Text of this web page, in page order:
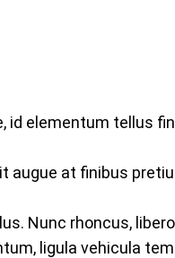
id elementum tellus
augue at finibus
Nunc rhoncus,
ligula vehicula